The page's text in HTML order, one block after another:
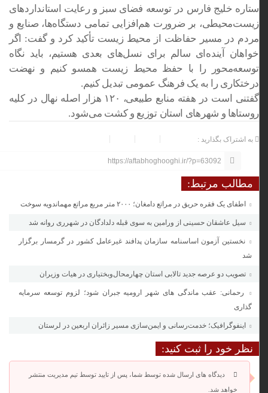
ستاره خلیج فارس در توسعه فضای سبز و رعایت استانداردهای
زیست‌محیطی، بر ضرورت هم‌افزایی تمامی دستگاه‌ها، صنایع و
مردم در مسیر حفاظت از محیط زیست تأکید کرد و گفت: اگر
خواهان آینده‌ای سالم برای نسل‌های بعدی هستیم، باید نگاه
توسعه‌محور را با حفظ محیط زیست همسو کنیم و نهضت
درختکاری را به یک فرهنگ عمومی تبدیل کنیم.
گفتنی است در هفته منابع طبیعی، ۱۲۰ هزار اصله نهال در کلیه
روستاها و شهرهای استان توزیع و کشت می‌شود.
به اشتراک بگذارید :
https://aftabhoghooghi.ir/?p=63092
مطالب مرتبط:
اطفای یک فقره حریق در مراتع دامغان؛ ۲۰۰۰ متر مربع مراتع مهماندویه سوخت
سیل عاشقان حسینی از ورامین به سوی قبله دلدادگان در شهرری روانه شد
نخستین آزمون اساسنامه سازمان پدافند غیرعامل کشور در گرمسار برگزار
شد
تصویب دو عرصه جدید تالابی استان چهارمحال‌وبختیاری در هیات وزیران
رحمانی: عقب ماندگی های شهر ارومیه جبران شود؛ لزوم توسعه سرمایه
گذاری
اینفوگرافیک؛ خدمت‌رسانی و ایمن‌سازی مسیر زائران اربعین در لرستان
نظر خود را ثبت کنید:
دیدگاه های ارسال شده توسط شما، پس از تایید توسط تیم مدیریت منتشر
خواهد شد.